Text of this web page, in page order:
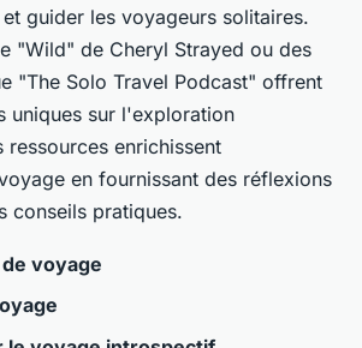
guider les voyageurs solitaires.
"Wild" de Cheryl Strayed ou des
"The Solo Travel Podcast" offrent
uniques sur l'exploration
ressources enrichissent
en fournissant des réflexions
conseils pratiques.
voyage